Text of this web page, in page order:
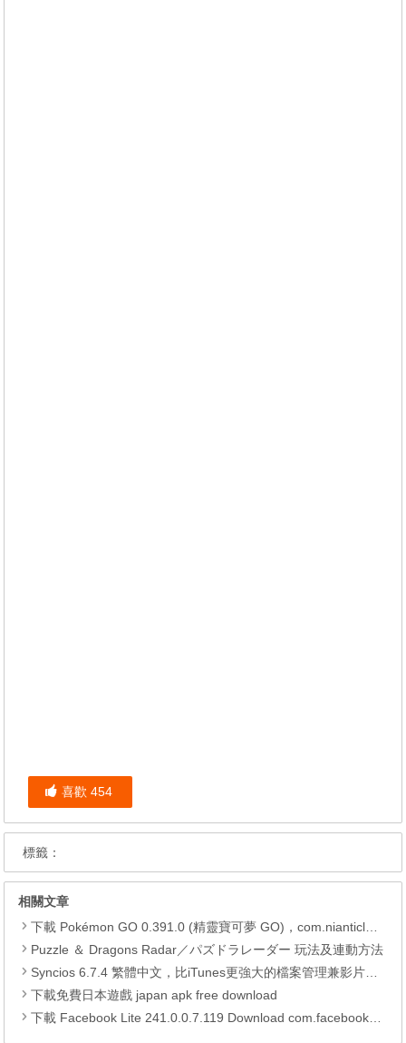
喜歡 454
標籤：
相關文章
下載 Pokémon GO 0.391.0 (精靈寶可夢 GO)，com.nianticlabs.pokemongo (.apk) (.xapk)
Puzzle ＆ Dragons Radar／パズドラレーダー 玩法及連動方法
Syncios 6.7.4 繁體中文，比iTunes更強大的檔案管理兼影片轉檔工具
下載免費日本遊戲 japan apk free download
下載 Facebook Lite 241.0.0.7.119 Download com.facebook.lite APK